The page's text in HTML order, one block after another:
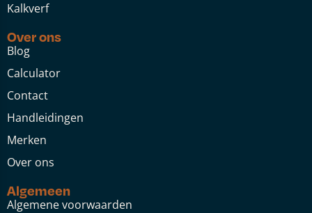
Kalkverf
Over ons
Blog
Calculator
Contact
Handleidingen
Merken
Over ons
Algemeen
Algemene voorwaarden